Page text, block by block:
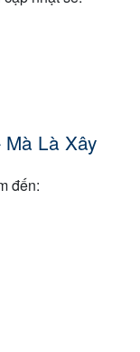
Là Xây
đến: